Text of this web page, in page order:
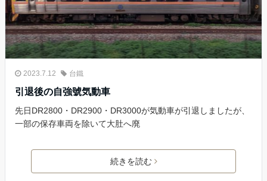
2023.7.12 台鐵
引退後の自強號気動車
先日DR2800・DR2900・DR3000が気動車が引退しましたが、
一部の保存車両を除いて大肚へ廃
続きを読む